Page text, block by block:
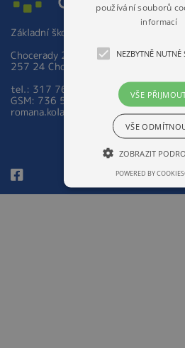
Základní škola a Mateřská škola
Chocerady 267
257 24 Chocerady
tel.: 317 763 521
GSM: 736 535 973
romana.kolarova@zsmschocerady.cz
používání souborů
informací
NEZBYTNĚ NUTNÉ
VŠE
VŠE
ZOBRAZIT
POWERED BY